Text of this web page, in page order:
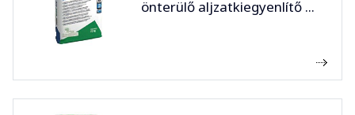
önterülő aljzatkiegyenlítő ...